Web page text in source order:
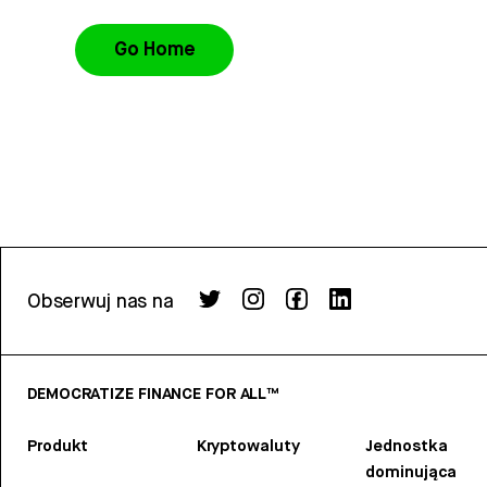
Go Home
Obserwuj nas na
DEMOCRATIZE FINANCE FOR ALL™
Produkt Kryptowaluty
Jednostka
dominująca